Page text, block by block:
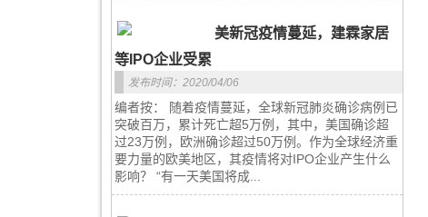
美新冠疫情蔓延，建霖家居
等IPO企业受累
发布时间：2020/04/06
编者按： 随着疫情蔓延，全球新冠肺炎确诊病例已
突破百万，累计死亡超5万例，其中，美国确诊超
过23万例，欧洲确诊超过50万例。作为全球经济重
要力量的欧美地区，其疫情将对IPO企业产生什么
影响？ “有一天美国将成...